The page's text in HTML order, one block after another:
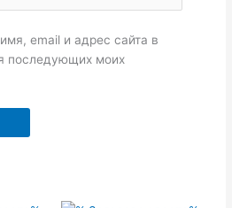
email и адрес сайта в
последующих моих